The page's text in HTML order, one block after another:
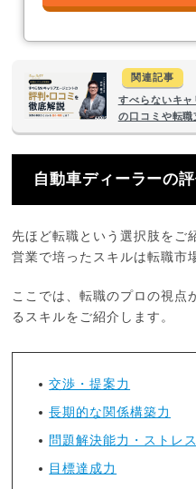
関連記事
すべらないキ
の口コミや転職
自動車ディーラーの
先ほど転職という選択肢をご
営業で培ったスキルは転職市
ここでは、転職のプロの視点
るスキルをご紹介します。
交渉・提案力
長期的な関係構築力
問題解決能力・ストレ
目標達成力